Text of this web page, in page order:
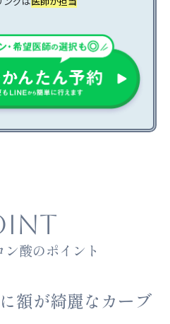
酸のポイント
額が綺麗なカーブ